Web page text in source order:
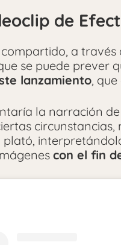
de
a
se puede prever
lanzamiento,
la narración
plató,
con el fin